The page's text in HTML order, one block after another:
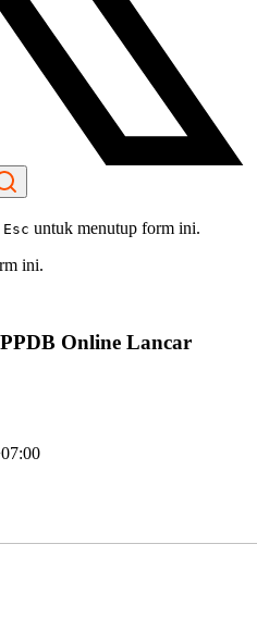
Esc untuk menutup form ini.
ini.
Online Lancar